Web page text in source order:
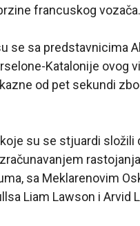
francuskog vozača.
se sa predstavnicima
Katalonije ovog
od pet sekundi
su se stjuardi složili
sa Meklarenovim
Liam Lawson i Arvid